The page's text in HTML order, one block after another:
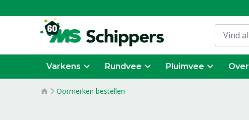
Varkens Rundvee Pluimvee
Oormerken bestellen